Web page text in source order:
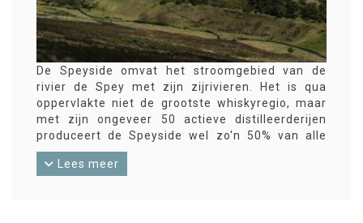
De Speyside omvat het stroomgebied van de
rivier de Spey met zijn zijrivieren. Het is qua
oppervlakte niet de grootste whiskyregio, maar
met zijn ongeveer 50 actieve distilleerderijen
produceert de Speyside wel zo'n 50% van alle
Schotse whisky. Om die reden wordt de Speyside
formeel beschouwd als een aparte whiskyregio,
Lees meer